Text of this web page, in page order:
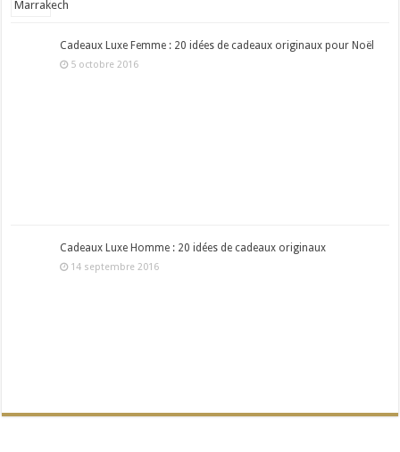
Cadeaux Luxe Femme : 20 idées de cadeaux originaux pour Noël
5 octobre 2016
Cadeaux Luxe Homme : 20 idées de cadeaux originaux
14 septembre 2016